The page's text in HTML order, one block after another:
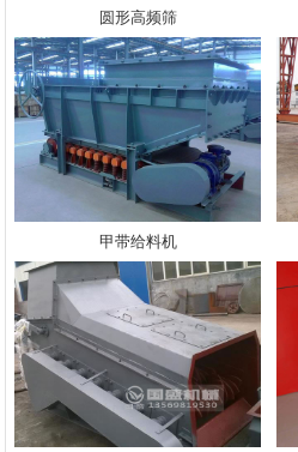
圆形高频筛
甲带给料机